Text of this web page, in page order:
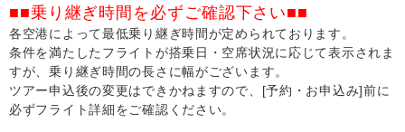
■■乗り継ぎ時間を必ずご確認下さい■■
各空港によって最低乗り継ぎ時間が定められております。
条件を満たしたフライトが搭乗日・空席状況に応じて表示されま
すが、乗り継ぎ時間の長さに幅がございます。
ツアー申込後の変更はできかねますので、[予約・お申込み]前に
必ずフライト詳細をご確認ください。